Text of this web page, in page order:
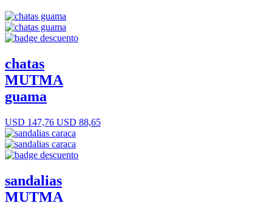
chatas
MUTMA
guama
USD 147,76 USD 88,65
sandalias
MUTMA